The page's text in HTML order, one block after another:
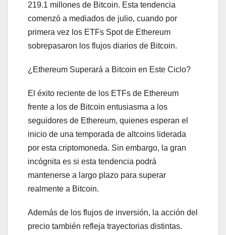
219.1 millones de Bitcoin. Esta tendencia
comenzó a mediados de julio, cuando por
primera vez los ETFs Spot de Ethereum
sobrepasaron los flujos diarios de Bitcoin.
¿Ethereum Superará a Bitcoin en Este Ciclo?
El éxito reciente de los ETFs de Ethereum
frente a los de Bitcoin entusiasma a los
seguidores de Ethereum, quienes esperan el
inicio de una temporada de altcoins liderada
por esta criptomoneda. Sin embargo, la gran
incógnita es si esta tendencia podrá
mantenerse a largo plazo para superar
realmente a Bitcoin.
Además de los flujos de inversión, la acción del
precio también refleja trayectorias distintas.